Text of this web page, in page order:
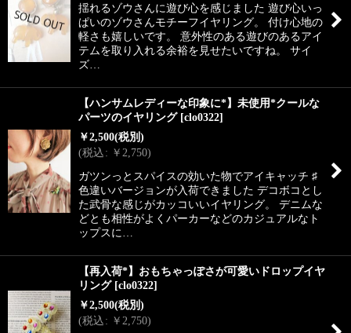
揺れるゾウさんに遊び心を感じました 遊び心いっ
ぱいのゾウさんモチーフイヤリング。 付け心地の
軽さも嬉しいです。 意外性のある遊びのあるアイ
テムを取り入れる余裕を見せたいですね。 サイ
ズ…
【ハンサムレディーな印象に*】未使用*クールな
パーツのイヤリング [clo0322]
￥2,500(税別)
(税込: ￥ 2,750)
ガツンっとスパイスの効いた物でアイキャッチ ♯
色違いバージョンが入荷できました デコボコとし
た武骨な感じがカッコいいイヤリング。 デニムな
どとも相性がよくパーカーなどのカジュアルなト
ップスに…
【再入荷*】おもちゃっぽさが可愛いドロップイヤ
リング [clo0322]
￥2,500(税別)
(税込: ￥ 2,750)